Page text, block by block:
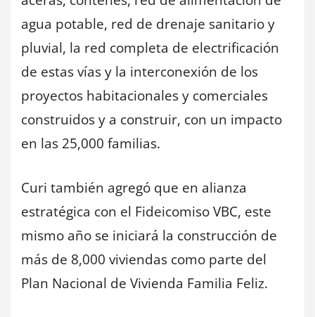
agua potable, red de drenaje sanitario y
pluvial, la red completa de electrificación
de estas vías y la interconexión de los
proyectos habitacionales y comerciales
construidos y a construir, con un impacto
en las 25,000 familias.
Curi también agregó que en alianza
estratégica con el Fideicomiso VBC, este
mismo año se iniciará la construcción de
más de 8,000 viviendas como parte del
Plan Nacional de Vivienda Familia Feliz.